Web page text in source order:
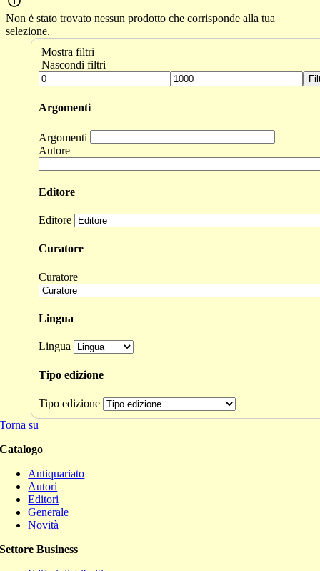
Non è stato trovato nessun prodotto che corrisponde alla tua
selezione.
Mostra filtri
Nascondi filtri
Argomenti
Argomenti
Autore
Editore
Editore
Curatore
Curatore
Lingua
Lingua
Tipo edizione
Tipo edizione
Torna su
Catalogo
Antiquariato
Autori
Editori
Generale
Novità
Settore Business